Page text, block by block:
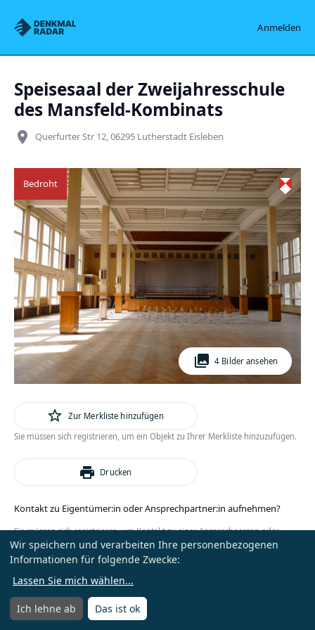
Denkmalradar Anmelden
Menü öffnen
Speisesaal der Zweijahresschule
des Mansfeld-Kombinats
place Querfurter Str 12, 06295 Lutherstadt Eisleben
photo_library 4 Bilder ansehen
Bedroht
star_outline Zur Merkliste hinzufügen
Sie müssen sich registrieren, um ein Objekt zu Ihrer Merkliste hinzuzufügen.
print Drucken
Kontakt zu Eigentümer:in oder Ansprechpartner:in aufnehmen?
Sie müssen sich registrieren, um Kontakt zu einer Ansprechperson oder
Eigentümer:in zu erhalten.
Anmelden oder
Wir speichern und verarbeiten Ihre personenbezogenen
Informationen für folgende Zwecke:
Lassen Sie mich wählen...
Ich lehne ab Das ist ok